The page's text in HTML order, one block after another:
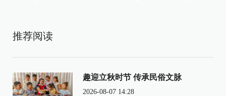
推荐阅读
趣迎立秋时节 传承民俗文脉
2026-08-07 14:28